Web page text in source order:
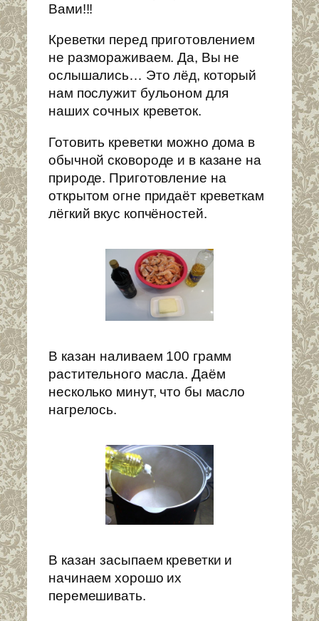
Вами!!!
Креветки перед приготовлением
не размораживаем. Да, Вы не
ослышались… Это лёд, который
нам послужит бульоном для
наших сочных креветок.
Готовить креветки можно дома в
обычной сковороде и в казане на
природе. Приготовление на
открытом огне придаёт креветкам
лёгкий вкус копчёностей.
В казан наливаем 100 грамм
растительного масла. Даём
несколько минут, что бы масло
нагрелось.
В казан засыпаем креветки и
начинаем хорошо их
перемешивать.